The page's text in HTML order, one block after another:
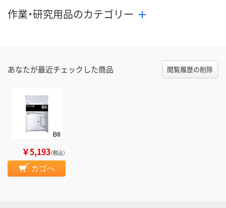
作業・研究用品のカテゴリー
あなたが最近チェックした商品 閲覧履歴の削除
￥5,193（税込）
カゴへ